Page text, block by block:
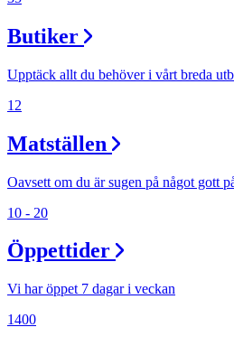
Sök
Öppettider
Praktisk information
Magasin
Presentkort
Butiker
Upptäck allt du behöver i vårt breda
12
Matställen
Oavsett om du är sugen på något gott
10 - 20
Öppettider
Vi har öppet 7 dagar i veckan
1400